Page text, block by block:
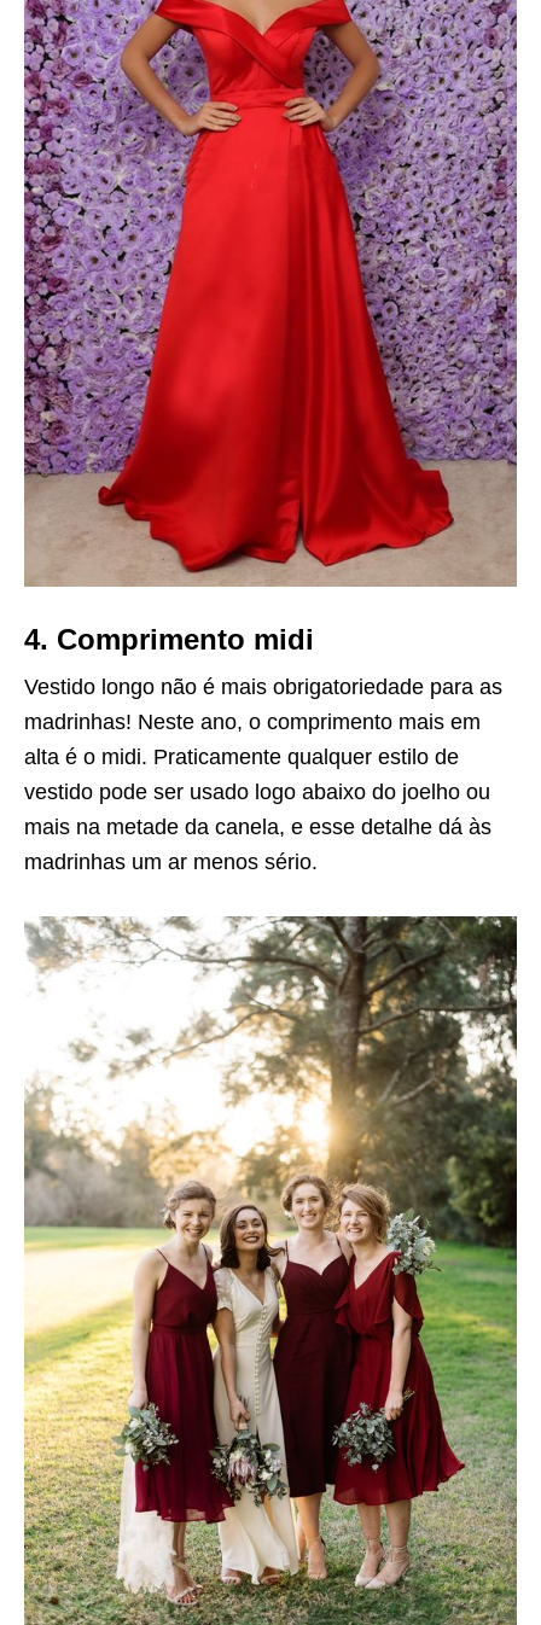
4. Comprimento midi
Vestido longo não é mais obrigatoriedade para as
madrinhas! Neste ano, o comprimento mais em
alta é o midi. Praticamente qualquer estilo de
vestido pode ser usado logo abaixo do joelho ou
mais na metade da canela, e esse detalhe dá às
madrinhas um ar menos sério.